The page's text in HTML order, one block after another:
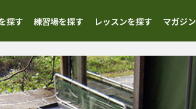
探す 練習場を探す レッスンを探す マガジン